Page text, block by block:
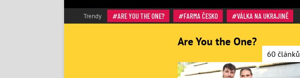
Trendy ARE YOU THE ONE? FARMA ČESKO VÁLKA NA UKRAJINĚ
Are You the One?
60 článků